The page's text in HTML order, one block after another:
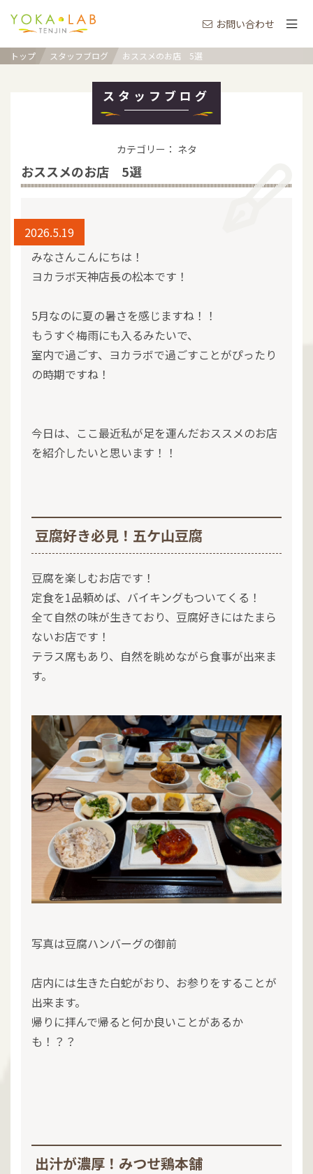
お問い合わせ
トップ スタッフブログ おススメのお店 5選
スタッフブログ
カテゴリー： ネタ
おススメのお店 5選
2026.5.19
みなさんこんにちは！
ヨカラボ天神店長の松本です！
5月なのに夏の暑さを感じますね！！
もうすぐ梅雨にも入るみたいで、
室内で過ごす、ヨカラボで過ごすことがぴったり
の時期ですね！
今日は、ここ最近私が足を運んだおススメのお店
を紹介したいと思います！！
豆腐好き必見！五ケ山豆腐
豆腐を楽しむお店です！
定食を1品頼めば、バイキングもついてくる！
全て自然の味が生きており、豆腐好きにはたまら
ないお店です！
テラス席もあり、自然を眺めながら食事が出来ま
す。
写真は豆腐ハンバーグの御前
店内には生きた白蛇がおり、お参りをすることが
出来ます。
帰りに拝んで帰ると何か良いことがあるか
も！？？
出汁が濃厚！みつせ鶏本舗